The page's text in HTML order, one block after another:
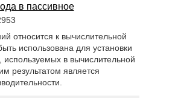
в пассивное
относится к вычислительной
использована для установки
используемых в вычислительной
результатом является